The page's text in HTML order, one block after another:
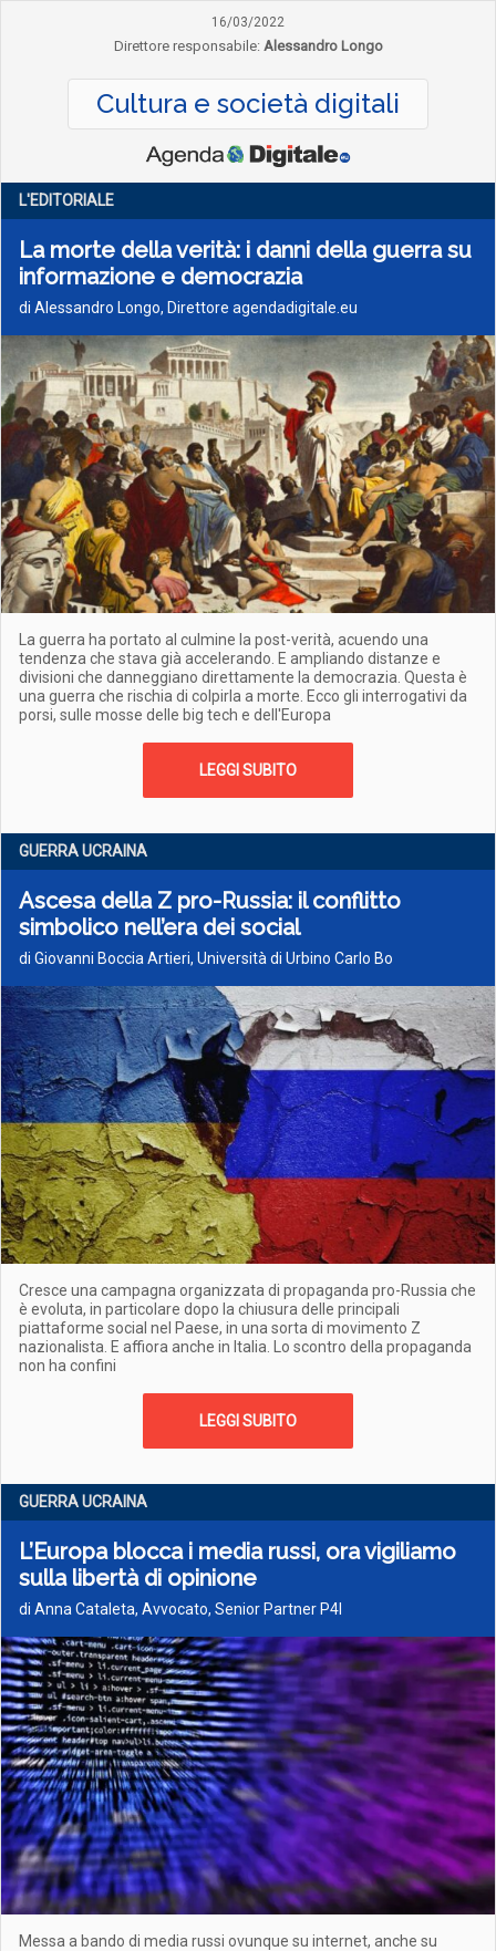
16/03/2022
Direttore responsabile: Alessandro Longo
Cultura e società digitali
L'EDITORIALE
La morte della verità: i danni della guerra su
informazione e democrazia
di Alessandro Longo, Direttore agendadigitale.eu
La guerra ha portato al culmine la post-verità, acuendo una
tendenza che stava già accelerando. E ampliando distanze e
divisioni che danneggiano direttamente la democrazia. Questa è
una guerra che rischia di colpirla a morte. Ecco gli interrogativi da
porsi, sulle mosse delle big tech e dell'Europa
LEGGI SUBITO
GUERRA UCRAINA
Ascesa della Z pro-Russia: il conflitto
simbolico nell’era dei social
di Giovanni Boccia Artieri, Università di Urbino Carlo Bo
Cresce una campagna organizzata di propaganda pro-Russia che
è evoluta, in particolare dopo la chiusura delle principali
piattaforme social nel Paese, in una sorta di movimento Z
nazionalista. E affiora anche in Italia. Lo scontro della propaganda
non ha confini
LEGGI SUBITO
GUERRA UCRAINA
L’Europa blocca i media russi, ora vigiliamo
sulla libertà di opinione
di Anna Cataleta, Avvocato, Senior Partner P4I
Messa a bando di media russi ovunque su internet, anche su